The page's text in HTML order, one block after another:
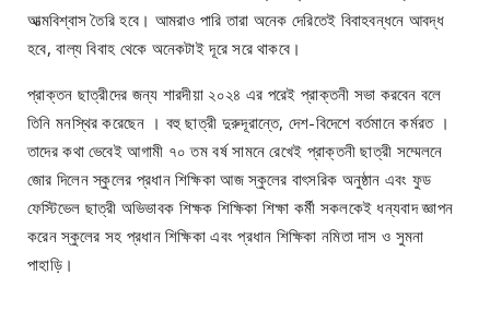
আত্মবিশ্বাস তৈরি হবে। আমরাও পারি তারা অনেক দেরিতেই বিবাহবন্ধনে আবদ্ধ
হবে, বাল্য বিবাহ থেকে অনেকটাই দূরে সরে থাকবে।
প্রাক্তন ছাত্রীদের জন্য শারদীয়া ২০২৪ এর পরেই প্রাক্তনী সভা করবেন বলে
তিনি মনস্থির করেছেন । বহু ছাত্রী দুরুদূরান্তে, দেশ-বিদেশে বর্তমানে কর্মরত ।
তাদের কথা ভেবেই আগামী ৭০ তম বর্ষ সামনে রেখেই প্রাক্তনী ছাত্রী সম্মেলনে
জোর দিলেন স্কুলের প্রধান শিক্ষিকা আজ স্কুলের বাৎসরিক অনুষ্ঠান এবং ফুড
ফেস্টিভেল ছাত্রী অভিভাবক শিক্ষক শিক্ষিকা শিক্ষা কর্মী সকলকেই ধন্যবাদ জ্ঞাপন
করেন স্কুলের সহ প্রধান শিক্ষিকা এবং প্রধান শিক্ষিকা নমিতা দাস ও সুমনা
পাহাড়ি।